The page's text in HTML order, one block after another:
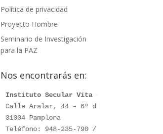
Política de privacidad
Proyecto Hombre
Seminario de Investigación
para la PAZ
Nos encontrarás en:
Instituto Secular Vita et Pax
Calle Aralar, 44 – 6º dcha.
31004 Pamplona
Teléfono: 948-235-790 / 948-230-787